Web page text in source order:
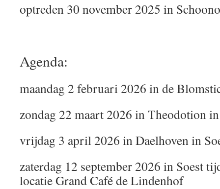
optreden 30 november 2025 in
Agenda:
maandag 2 februari 2026 in de
zondag 22 maart 2026 in Theodotion
vrijdag 3 april 2026 in Daelhoven in
zaterdag 12 september 2026 in Soest
locatie Grand Café de Lindenhof